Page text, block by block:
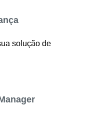
solução de